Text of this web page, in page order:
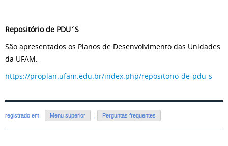
Repositório de PDU´S
São apresentados os Planos de Desenvolvimento das Unidades
da UFAM.
https://proplan.ufam.edu.br/index.php/repositorio-de-pdu-s
registrado em: Menu superior Perguntas frequentes